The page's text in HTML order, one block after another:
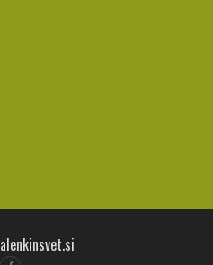
alenkinsvet.si